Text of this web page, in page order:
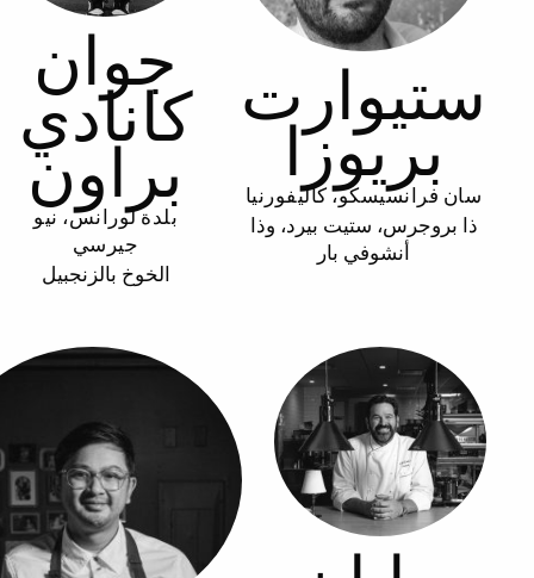
ستيوارت
بريوزا
سان فرانسيسكو، كاليفورنيا
ذا بروجرس، ستيت بيرد، وذا
أنشوفي بار
جوان
كانادي
براون
بلدة لورانس، نيو
جيرسي
الخوخ بالزنجبيل